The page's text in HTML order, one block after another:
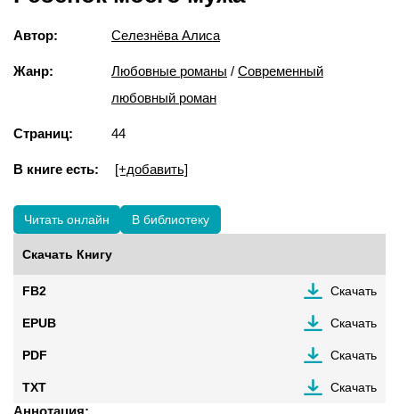
Автор: Селезнёва Алиса
Жанр: Любовные романы / Современный
любовный роман
Страниц: 44
В книге есть: [+добавить]
Читать онлайн В библиотеку
Скачать Книгу
FB2 Скачать
EPUB Скачать
PDF Скачать
TXT Скачать
Аннотация: